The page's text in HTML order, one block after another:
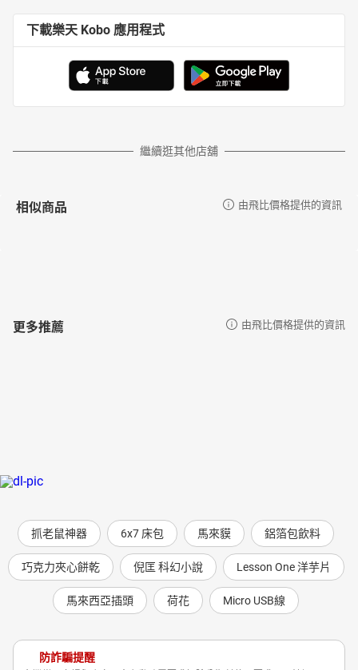
下載樂天 Kobo 應用程式
繼續逛其他店舖
相似商品 由飛比價格提供的資訊
更多推薦 由飛比價格提供的資訊
抓老鼠神器 6x7 床包 馬來貘 鋁箔包飲料
巧克力夾心餅乾 倪匡 科幻小說 Lesson One 洋芋片
馬來西亞插頭 荷花 Micro USB線
防詐騙提醒